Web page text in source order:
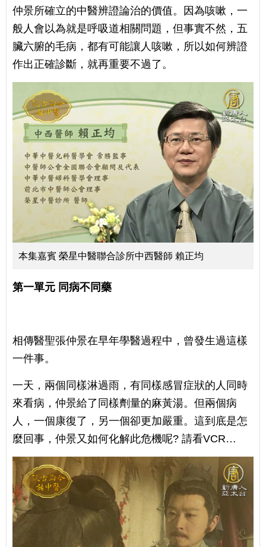
仲景所確立的中醫辨證論治的價值。因為咳嗽，一
般人會以為就是呼吸道相關問題，但事實不然，五
臟六腑的毛病，都有可能讓人咳嗽，所以如何辨證
作出正確診斷，就再重要不過了。
本集嘉賓 榮星中醫聯合診所中西醫師 賴正均
第一單元 同病不同藥
相傳醫聖張仲景在早年學醫過程中，曾發生過這樣
一件事。
一天，兩個同樣淋過雨，有同樣感冒症狀的人同時
來看病，仲景給了同樣劑量的麻黃湯。但兩個病
人，一個康復了，另一個卻更加嚴重。這到底是怎
麼回事，仲景又如何化解此危機呢? 請看VCR…